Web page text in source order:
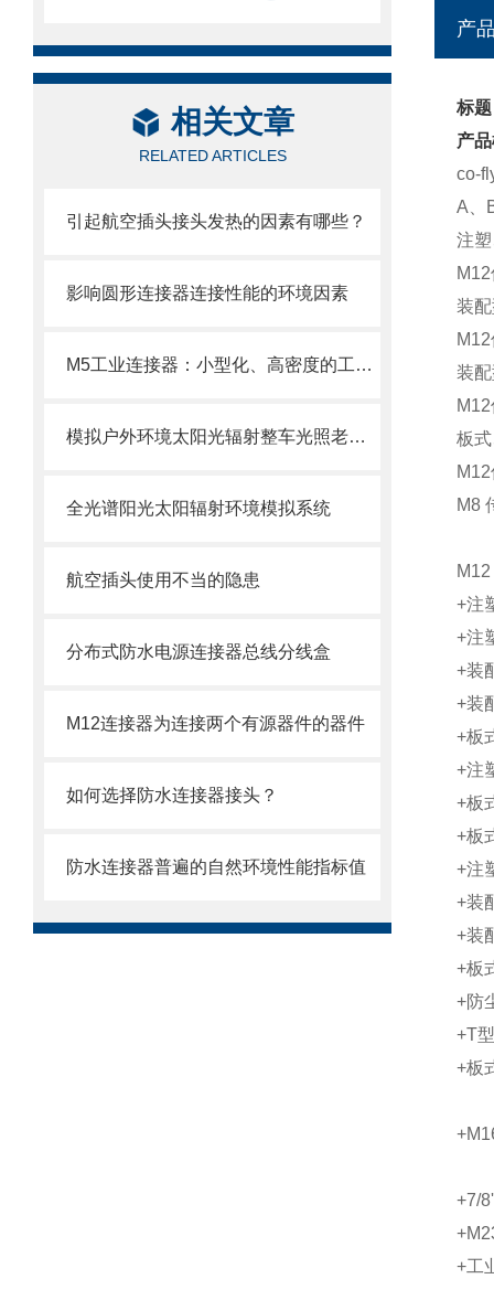
相关文章
RELATED ARTICLES
引起航空插头接头发热的因素有哪些？
影响圆形连接器连接性能的环境因素
M5工业连接器：小型化、高密度的工业连接解决方案
模拟户外环境太阳光辐射整车光照老化实验全光谱太阳光模拟器系统
全光谱阳光太阳辐射环境模拟系统
航空插头使用不当的隐患
分布式防水电源连接器总线分线盒
M12连接器为连接两个有源器件的器件
如何选择防水连接器接头？
防水连接器普遍的自然环境性能指标值
产
标
产
co-
A、
注
装
装
板
M8
+注
+注
+装
+装
+板
+注
+板
+板
+注
+装
+装
+板
+防
+T
+板
+7/
+工